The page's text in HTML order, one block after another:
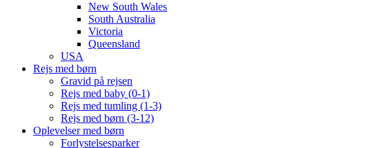
New South Wales
South Australia
Victoria
Queensland
USA
Rejs med børn
Gravid på rejsen
Rejs med baby (0-1)
Rejs med tumling (1-3)
Rejs med børn (3-12)
Oplevelser med børn
Forlystelsesparker